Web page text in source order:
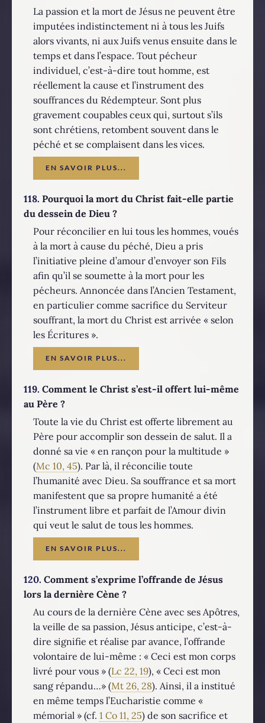
La passion et la mort de Jésus ne peuvent être
imputées indistinctement ni à tous les Juifs
alors vivants, ni aux Juifs venus ensuite dans le
temps et dans l’espace. Tout pécheur
individuel, c’est-à-dire tout homme, est
réellement la cause et l’instrument des
souffrances du Rédempteur. Sont plus
gravement coupables ceux qui, surtout s’ils
sont chrétiens, retombent souvent dans le
péché et se complaisent dans les vices.
EN SAVOIR PLUS...
118. Pourquoi la mort du Christ fait-elle partie
du dessein de Dieu ?
Pour réconcilier en lui tous les hommes, voués
à la mort à cause du péché, Dieu a pris
l’initiative pleine d’amour d’envoyer son Fils
afin qu’il se soumette à la mort pour les
pécheurs. Annoncée dans l’Ancien Testament,
en particulier comme sacrifice du Serviteur
souffrant, la mort du Christ est arrivée « selon
les Écritures ».
EN SAVOIR PLUS...
119. Comment le Christ s’est-il offert lui-même
au Père ?
Toute la vie du Christ est offerte librement au
Père pour accomplir son dessein de salut. Il a
donné sa vie « en rançon pour la multitude »
(Mc 10, 45). Par là, il réconcilie toute
l’humanité avec Dieu. Sa souffrance et sa mort
manifestent que sa propre humanité a été
l’instrument libre et parfait de l’Amour divin
qui veut le salut de tous les hommes.
EN SAVOIR PLUS...
120. Comment s’exprime l’offrande de Jésus
lors la dernière Cène ?
Au cours de la dernière Cène avec ses Apôtres,
la veille de sa passion, Jésus anticipe, c’est-à-
dire signifie et réalise par avance, l’offrande
volontaire de lui-même : « Ceci est mon corps
livré pour vous » (Lc 22, 19), « Ceci est mon
sang répandu…» (Mt 26, 28). Ainsi, il a institué
en même temps l’Eucharistie comme «
mémorial » (cf. 1 Co 11, 25) de son sacrifice et